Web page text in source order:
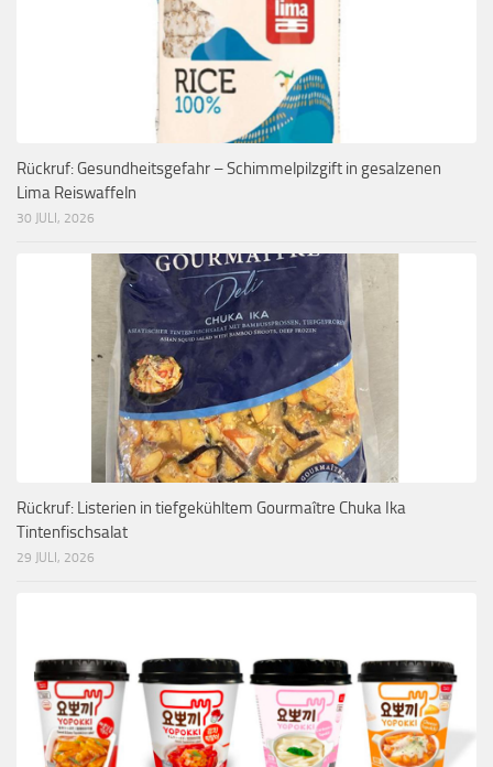
Rückruf: Gesundheitsgefahr – Schimmelpilzgift in gesalzenen
Lima Reiswaffeln
30 JULI, 2026
Rückruf: Listerien in tiefgekühltem Gourmaître Chuka Ika
Tintenfischsalat
29 JULI, 2026